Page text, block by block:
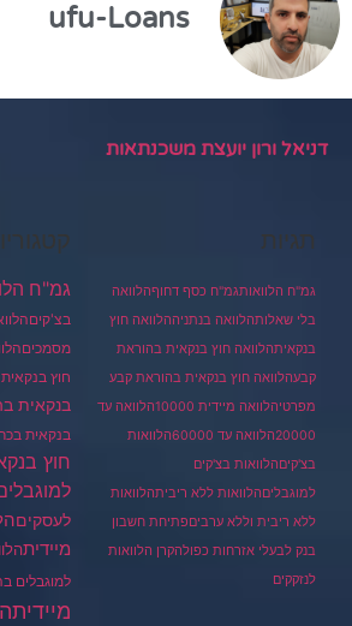
ufu-Loans
דניאל ורון יועצת משכנתאות
תגיות
גמ"ח הלוואותגמ"ח כסף דחוףהלוואה
בלי שאלותהלוואה בנתניההלוואה חוץ
בנקאיתהלוואה חוץ בנקאית בהוראת
קבעהלוואה חוץ בנקאית בהוראת קבע
מפרטיהלוואה מיידית 10000
הלוואה עד
20000הלוואה עד 60000
הלוואות
בצ'קיםהלוואות בצ'קים
למוגבליםהלוואות ללא ריביתהלוואות
ללא ריבית וללא ערביםפתיחת חשבון
בנק לבעלי אזרחות כפולהקרן הלוואות
לנזקקים
גמ"ח
בצ'קים
מסמכים
חוץ בנקאית
בנקאית
בנקאית
חוץ
לעסקים
מיידית
למוגבלים
מיידית